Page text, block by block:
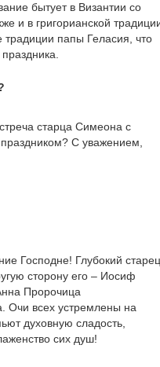
бытует в Византии со
и в григорианской
традиции папы Геласия, что
старца Симеона с
С уважением,
Господне! Глубокий старец
сторону его – Иосиф
Пророчица
Очи всех устремлены на
духовную сладость,
сих душ!